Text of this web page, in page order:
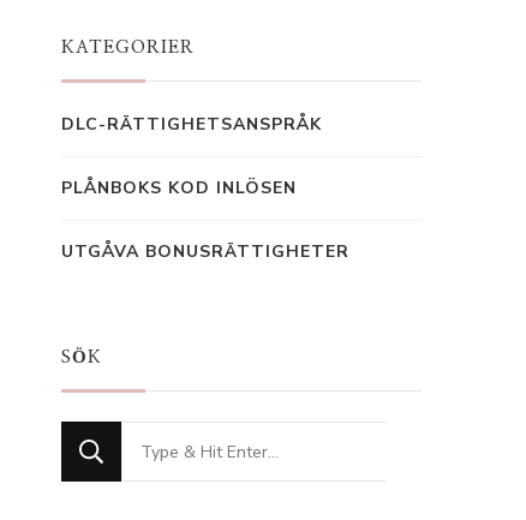
KATEGORIER
DLC-RÄTTIGHETSANSPRÅK
PLÅNBOKS KOD INLÖSEN
UTGÅVA BONUSRÄTTIGHETER
SÖK
Looking
for